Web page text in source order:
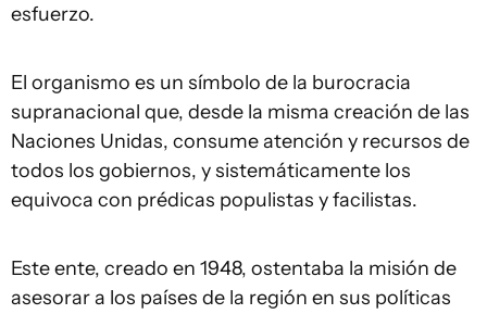
esfuerzo.
El organismo es un símbolo de la burocracia
supranacional que, desde la misma creación de las
Naciones Unidas, consume atención y recursos de
todos los gobiernos, y sistemáticamente los
equivoca con prédicas populistas y facilistas.
Este ente, creado en 1948, ostentaba la misión de
asesorar a los países de la región en sus políticas